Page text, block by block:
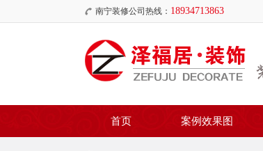
南宁装修公司热线： 18934713863
首页 案例效果图